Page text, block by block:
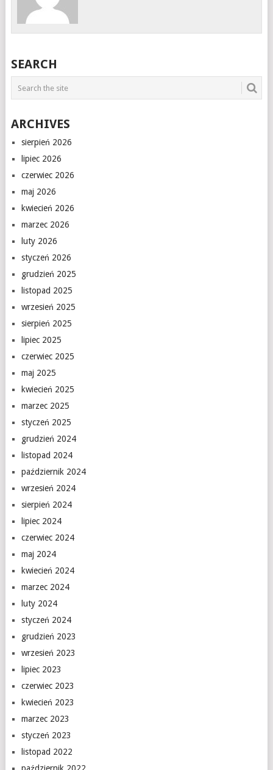
SEARCH
ARCHIVES
sierpień 2026
lipiec 2026
czerwiec 2026
maj 2026
kwiecień 2026
marzec 2026
luty 2026
styczeń 2026
grudzień 2025
listopad 2025
wrzesień 2025
sierpień 2025
lipiec 2025
czerwiec 2025
maj 2025
kwiecień 2025
marzec 2025
styczeń 2025
grudzień 2024
listopad 2024
październik 2024
wrzesień 2024
sierpień 2024
lipiec 2024
czerwiec 2024
maj 2024
kwiecień 2024
marzec 2024
luty 2024
styczeń 2024
grudzień 2023
wrzesień 2023
lipiec 2023
czerwiec 2023
kwiecień 2023
marzec 2023
styczeń 2023
listopad 2022